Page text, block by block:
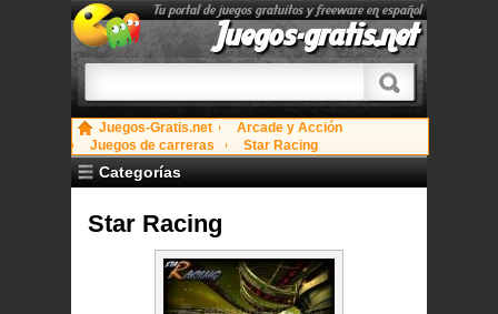
Tu portal de juegos gratuitos y freeware en español
Juegos-gratis.net
Juegos-Gratis.net
Arcade y Acción
Juegos de carreras
Star Racing
Categorías
Star Racing